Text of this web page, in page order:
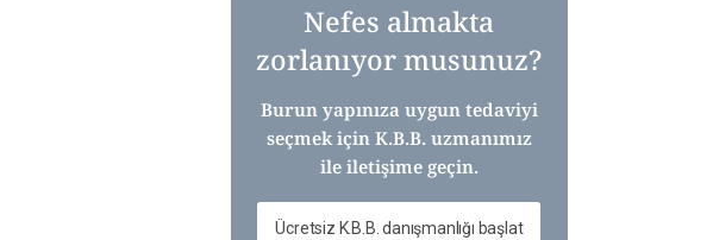
Nefes almakta
zorlanıyor musunuz?
Burun yapınıza uygun tedaviyi
seçmek için K.B.B. uzmanımız
ile iletişime geçin.
Ücretsiz K.B.B. danışmanlığı başlat